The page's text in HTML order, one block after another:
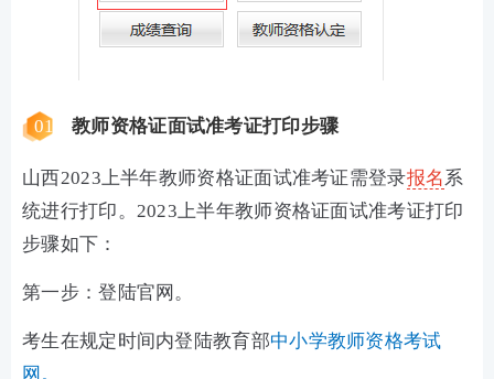
01 教师资格证面试准考证打印步骤
山西2023上半年教师资格证面试准考证需登录报名系
统进行打印。 2023上半年教师资格证面试准考证打印
步骤如下：
第一步：登陆官网。
考生在规定时间内登陆教育部中小学教师资格考试
网。